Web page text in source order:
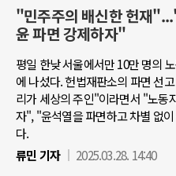
"민주주의 배신한 헌재
윤 파면 강제하자"
평일 한낮 서울에서만 10만 명의
에 나섰다. 헌법재판소의 파면 선
리가 세상의 주인"이라면서 "노동
자", "윤석열을 파면하고 차별 없
다.
류민 기자
2025.03.28. 14:40